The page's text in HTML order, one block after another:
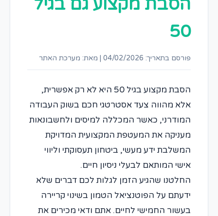
הסבת מקצוע גם בגיל
50
פורסם בתאריך: 04/02/2026 מאת: מערכת האתר
הסבת מקצוע בגיל 50 היא לא רק אפשרית,
אלא מהווה צעד אסטרטגי חכם בשוק העבודה
המודרני, כאשר המכללה למיסים ולחשבונאות
מעניקה את המעטפת המקצועית המדויקת
המשלבת ידע מעשי, ביטחון תעסוקתי וליווי
אישי המותאם לבעלי ניסיון חיים.
החלטנו שהגיע הזמן לגלות לכם דברים שלא
ידעתם על הפוטנציאל הטמון בשינוי קריירה
בעשור החמישי לחיים. אתם ודאי מכירים את